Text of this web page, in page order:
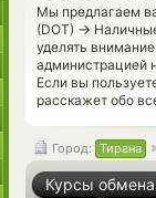
Мы предлагаем
(DOT) →
уделять
администрацией
Если вы
расскажет обо
Город: Тирана
Курсы обмена